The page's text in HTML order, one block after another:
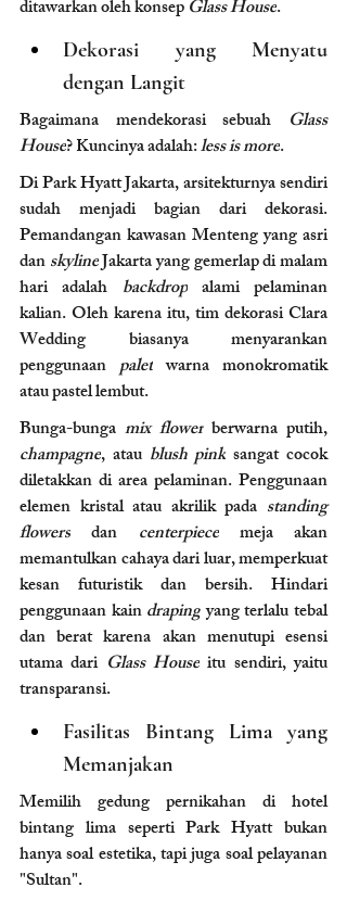
ditawarkan oleh konsep Glass House.
Dekorasi yang Menyatu
dengan Langit
Bagaimana mendekorasi sebuah Glass
House? Kuncinya adalah: less is more.
Di Park Hyatt Jakarta, arsitekturnya sendiri
sudah menjadi bagian dari dekorasi.
Pemandangan kawasan Menteng yang asri
dan skyline Jakarta yang gemerlap di malam
hari adalah backdrop alami pelaminan
kalian. Oleh karena itu, tim dekorasi Clara
Wedding biasanya menyarankan
penggunaan palet warna monokromatik
atau pastel lembut.
Bunga-bunga mix flower
champagne, atau blush pink sangat cocok
diletakkan di area pelaminan. Penggunaan
elemen kristal atau akrilik pada standing
flowers dan centerpiece meja akan
memantulkan cahaya dari luar, memperkuat
kesan futuristik dan bersih. Hindari
penggunaan kain draping yang terlalu tebal
dan berat karena akan menutupi esensi
utama dari Glass House itu sendiri, yaitu
transparansi.
Fasilitas Bintang Lima yang
Memanjakan
Memilih gedung pernikahan di hotel
bintang lima seperti Park Hyatt bukan
hanya soal estetika, tapi juga soal pelayanan
"Sultan".